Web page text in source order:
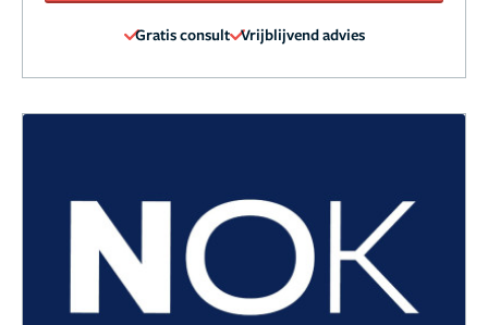
Gratis consult Vrijblijvend advies